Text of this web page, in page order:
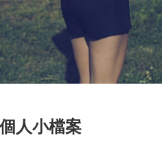
人小檔案